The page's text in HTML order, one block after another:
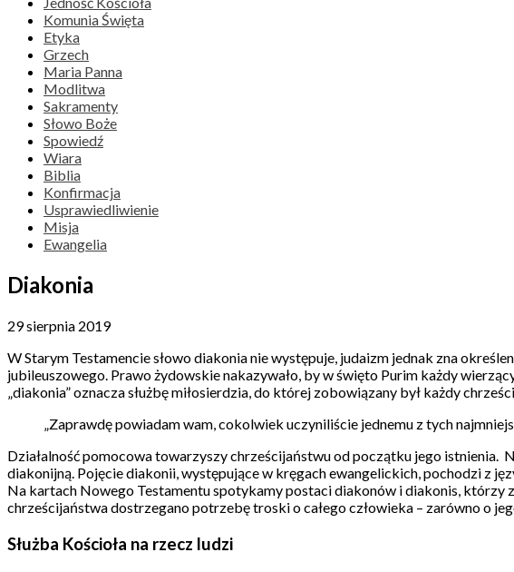
Komunia Święta
Etyka
Grzech
Maria Panna
Modlitwa
Sakramenty
Słowo Boże
Spowiedź
Wiara
Biblia
Konfirmacja
Usprawiedliwienie
Misja
Ewangelia
Diakonia
29 sierpnia 2019
W Starym Testamencie słowo diakonia nie występuje, judaizm jednak zna
jubileuszowego. Prawo żydowskie nakazywało, by w święto Purim każdy
„diakonia” oznacza służbę miłosierdzia, do której zobowiązany był każdy
„Zaprawdę powiadam wam, cokolwiek uczyniliście jednemu z tych
Działalność pomocowa towarzyszy chrześcijaństwu od początku jego
diakonijną. Pojęcie diakonii, występujące w kręgach ewangelickich, pochodzi z
Na kartach Nowego Testamentu spotykamy postaci diakonów i diakonis, którzy
chrześcijaństwa dostrzegano potrzebę troski o całego człowieka – zarówno o
Służba Kościoła na rzecz ludzi